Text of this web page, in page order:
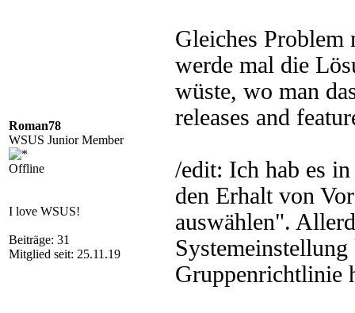
Roman78
WSUS Junior Member
Offline
I love WSUS!
Beiträge: 31
Mitglied seit: 25.11.19
Gleiches Problem
werde mal die
wüste, wo man
releases and
/edit: Ich hab es
den Erhalt von
auswählen".
Gruppenrichtlinie